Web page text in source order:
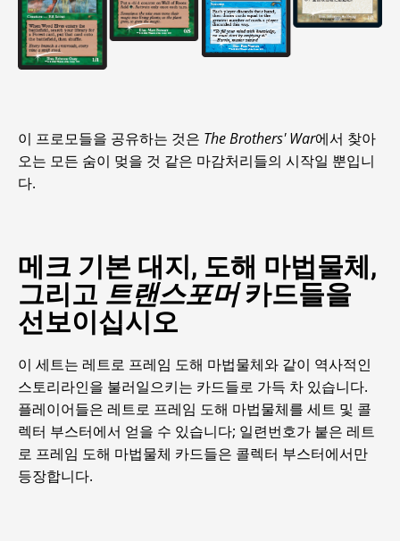
이 프로모들을 공유하는 것은 The Brothers' War에서 찾아
오는 모든 숨이 멎을 것 같은 마감처리들의 시작일 뿐입니
다.
메크 기본 대지, 도해 마법물체,
그리고 트랜스포머카드들을
선보이십시오
이 세트는 레트로 프레임 도해 마법물체와 같이 역사적인
스토리라인을 불러일으키는 카드들로 가득 차 있습니다.
플레이어들은 레트로 프레임 도해 마법물체를 세트 및 콜
렉터 부스터에서 얻을 수 있습니다; 일련번호가 붙은 레트
로 프레임 도해 마법물체 카드들은 콜렉터 부스터에서만
등장합니다.